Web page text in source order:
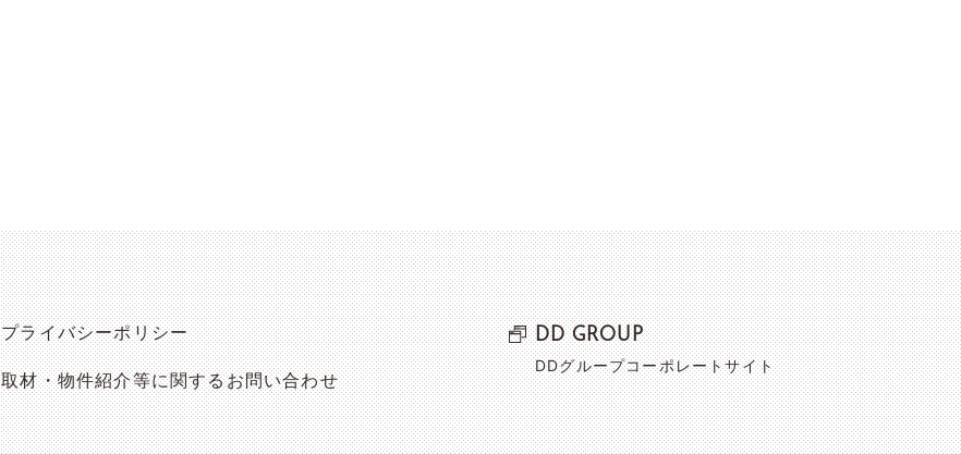
プライバシーポリシー
取材・物件紹介等に関するお問い合わせ
DD GROUP
DDグループコーポレートサイト